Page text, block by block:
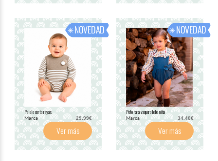
Pelele corto rayas
Marca 29.99€
Ver más
Peto rana vaquero bebe niña
Marca 34.40€
Ver más